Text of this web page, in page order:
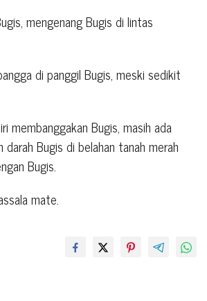
mengenang Bugis di lintas
di panggil Bugis, meski sedikit
membanggakan Bugis, masih ada
darah Bugis di belahan tanah merah
Bugis.
mate.